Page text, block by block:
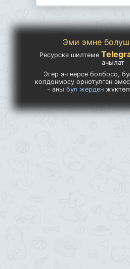
Эми эмне
Ресурска шилтеме
ачылат
Эгер эч нерсе болбосо,
колдонмосу орнотулган
- аны бул жерденжүктөп